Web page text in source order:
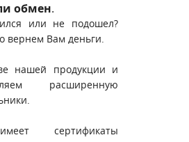
обмен.
или не подошел?
вернем Вам деньги.
нашей продукции и
расширенную
сертификаты